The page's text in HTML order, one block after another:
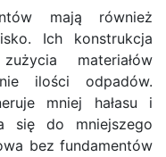
mają również
Ich konstrukcja
materiałów
ilości odpadów.
mniej hałasu i
się do mniejszego
bez fundamentów